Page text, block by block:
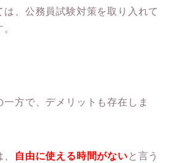
は、公務員試験対策を取り入れて
一方で、デメリットも存在しま
自由に使える時間がない と言う